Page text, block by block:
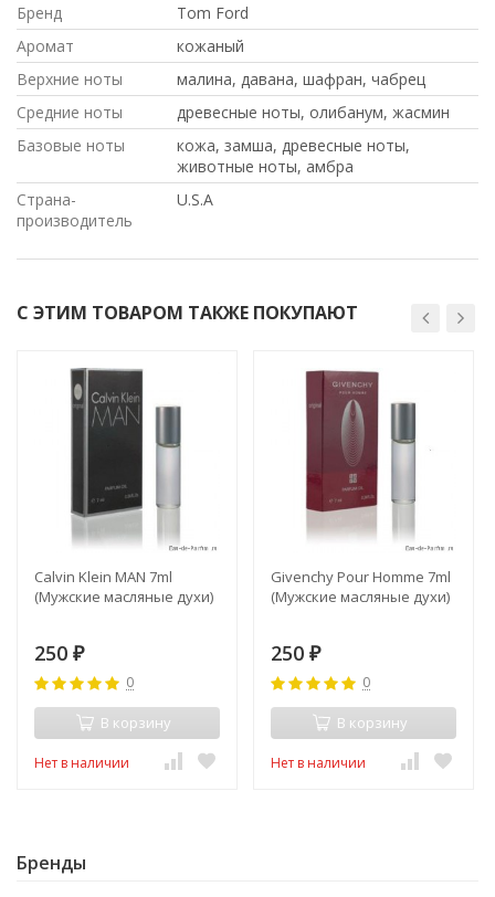
Бренд
Tom Ford
Аромат
кожаный
Верхние ноты
малина, давана, шафран, чабрец
Средние ноты
древесные ноты, олибанум, жасмин
Базовые ноты
кожа, замша, древесные ноты,
животные ноты, амбра
Страна-
производитель
U.S.A
С ЭТИМ ТОВАРОМ ТАКЖЕ ПОКУПАЮТ
Calvin Klein MAN 7ml
(Мужские масляные духи)
250 ₽
0
В корзину
Нет в наличии
Givenchy Pour Homme 7ml
(Мужские масляные духи)
250 ₽
0
В корзину
Нет в наличии
Бренды